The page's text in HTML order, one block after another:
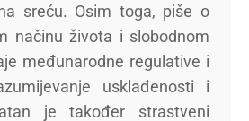
sreću. Osim toga, piše o
načinu života i slobodnom
međunarodne regulative i
usklađenosti i
je također strastveni